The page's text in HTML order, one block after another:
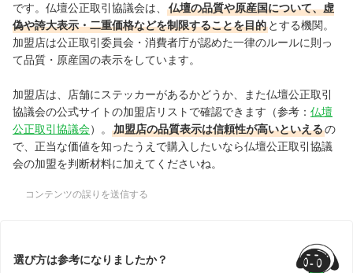
です。仏壇公正取引協議会は、
仏壇の品質や原産国について、虚
偽や誇大表示・二重価格などを制限することを目的 とする機関。
加盟店は公正取引委員会・消費者庁が認めた一律のルールに則っ
て品質・原産国の表示をしています。
加盟店は、店舗にステッカーがあるかどうか、また仏壇公正取引
協議会の公式サイトの加盟店リストで確認できます（参考： 仏壇
公正取引協議会）。 加盟店の品質表示は信頼性が高いといえるの
で、正当な価値を知ったうえで購入したいなら仏壇公正取引協議
会の加盟を判断材料に加えてくださいね。
コンテンツの誤りを送信する
選び方は参考になりましたか？